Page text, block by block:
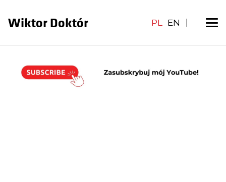
Wiktor Doktór PL EN